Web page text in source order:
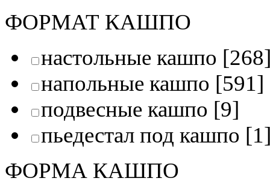
ФОРМАТ КАШПО
настольные кашпо
напольные кашпо [591]
подвесные кашпо [9]
пьедестал под кашпо
ФОРМА КАШПО